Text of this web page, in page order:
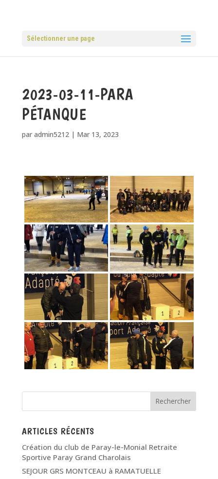
Sélectionner une page
2023-03-11-PARA
PÉTANQUE
par admin5212| Mar 13, 2023
ARTICLES RÉCENTS
Création du club de Paray-le-Monial Retraite
Sportive Paray Grand Charolais
SEJOUR GRS MONTCEAU à RAMATUELLE